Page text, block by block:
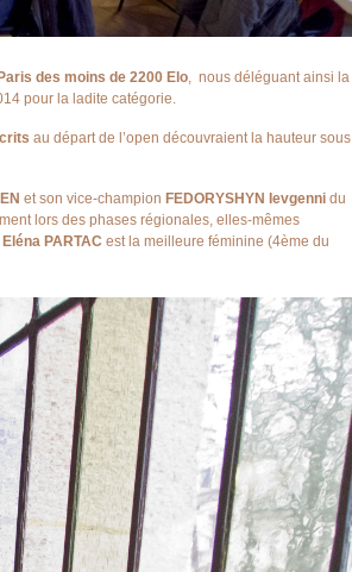
des moins de 2200 Elo , nous déléguant ainsi la
pour la ladite catégorie.
au départ de l’open découvraient la hauteur sous
et son vice-champion FEDORYSHYN Ievgenni du
lors des phases régionales, elles-mêmes
Eléna PARTAC est la meilleure féminine (4ème du